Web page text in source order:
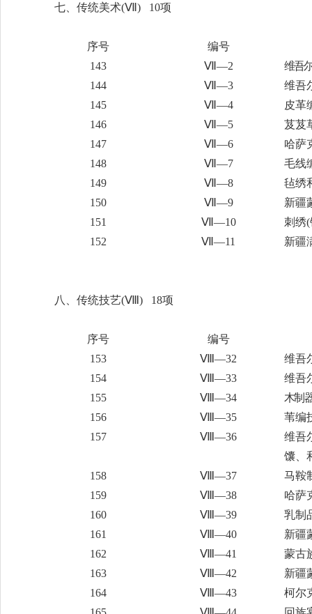
七、传统美术(Ⅶ) 10项
序号
编号
143
Ⅶ—2
维吾
144
Ⅶ—3
维吾
145
Ⅶ—4
皮革
146
Ⅶ—5
芨芨
147
Ⅶ—6
哈萨
148
Ⅶ—7
毛线
149
Ⅶ—8
毡绣
150
Ⅶ—9
新疆
151
Ⅶ—10
刺绣
152
Ⅶ—11 新疆
八、传统技艺(Ⅷ) 18项
序号
编号
153
Ⅷ—32
维吾
154
Ⅷ—33
维吾
155
Ⅷ—34
木制
156
Ⅷ—35
苇编
157
Ⅷ—36
维吾
馕、
158
Ⅷ—37
马鞍
159
Ⅷ—38
哈萨
160
Ⅷ—39
乳制
161
Ⅷ—40
新疆
162
Ⅷ—41
蒙古
163
Ⅷ—42
新疆
164
Ⅷ—43
柯尔